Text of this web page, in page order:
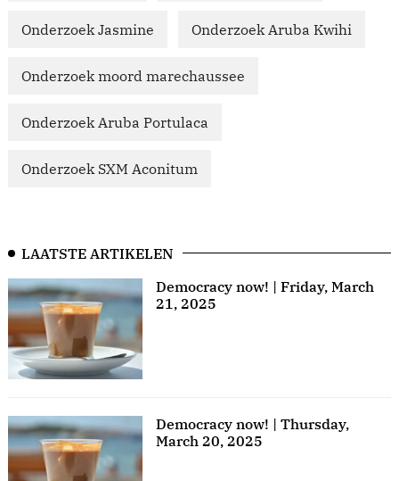
Onderzoek Jasmine Onderzoek Aruba Kwihi
Onderzoek moord marechaussee
Onderzoek Aruba Portulaca
Onderzoek SXM Aconitum
LAATSTE ARTIKELEN
Democracy now! | Friday, March
21, 2025
Democracy now! | Thursday,
March 20, 2025